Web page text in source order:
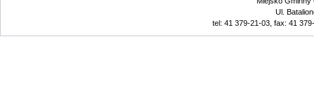
Ul.
tel: 41 379-21-03, fax: 41